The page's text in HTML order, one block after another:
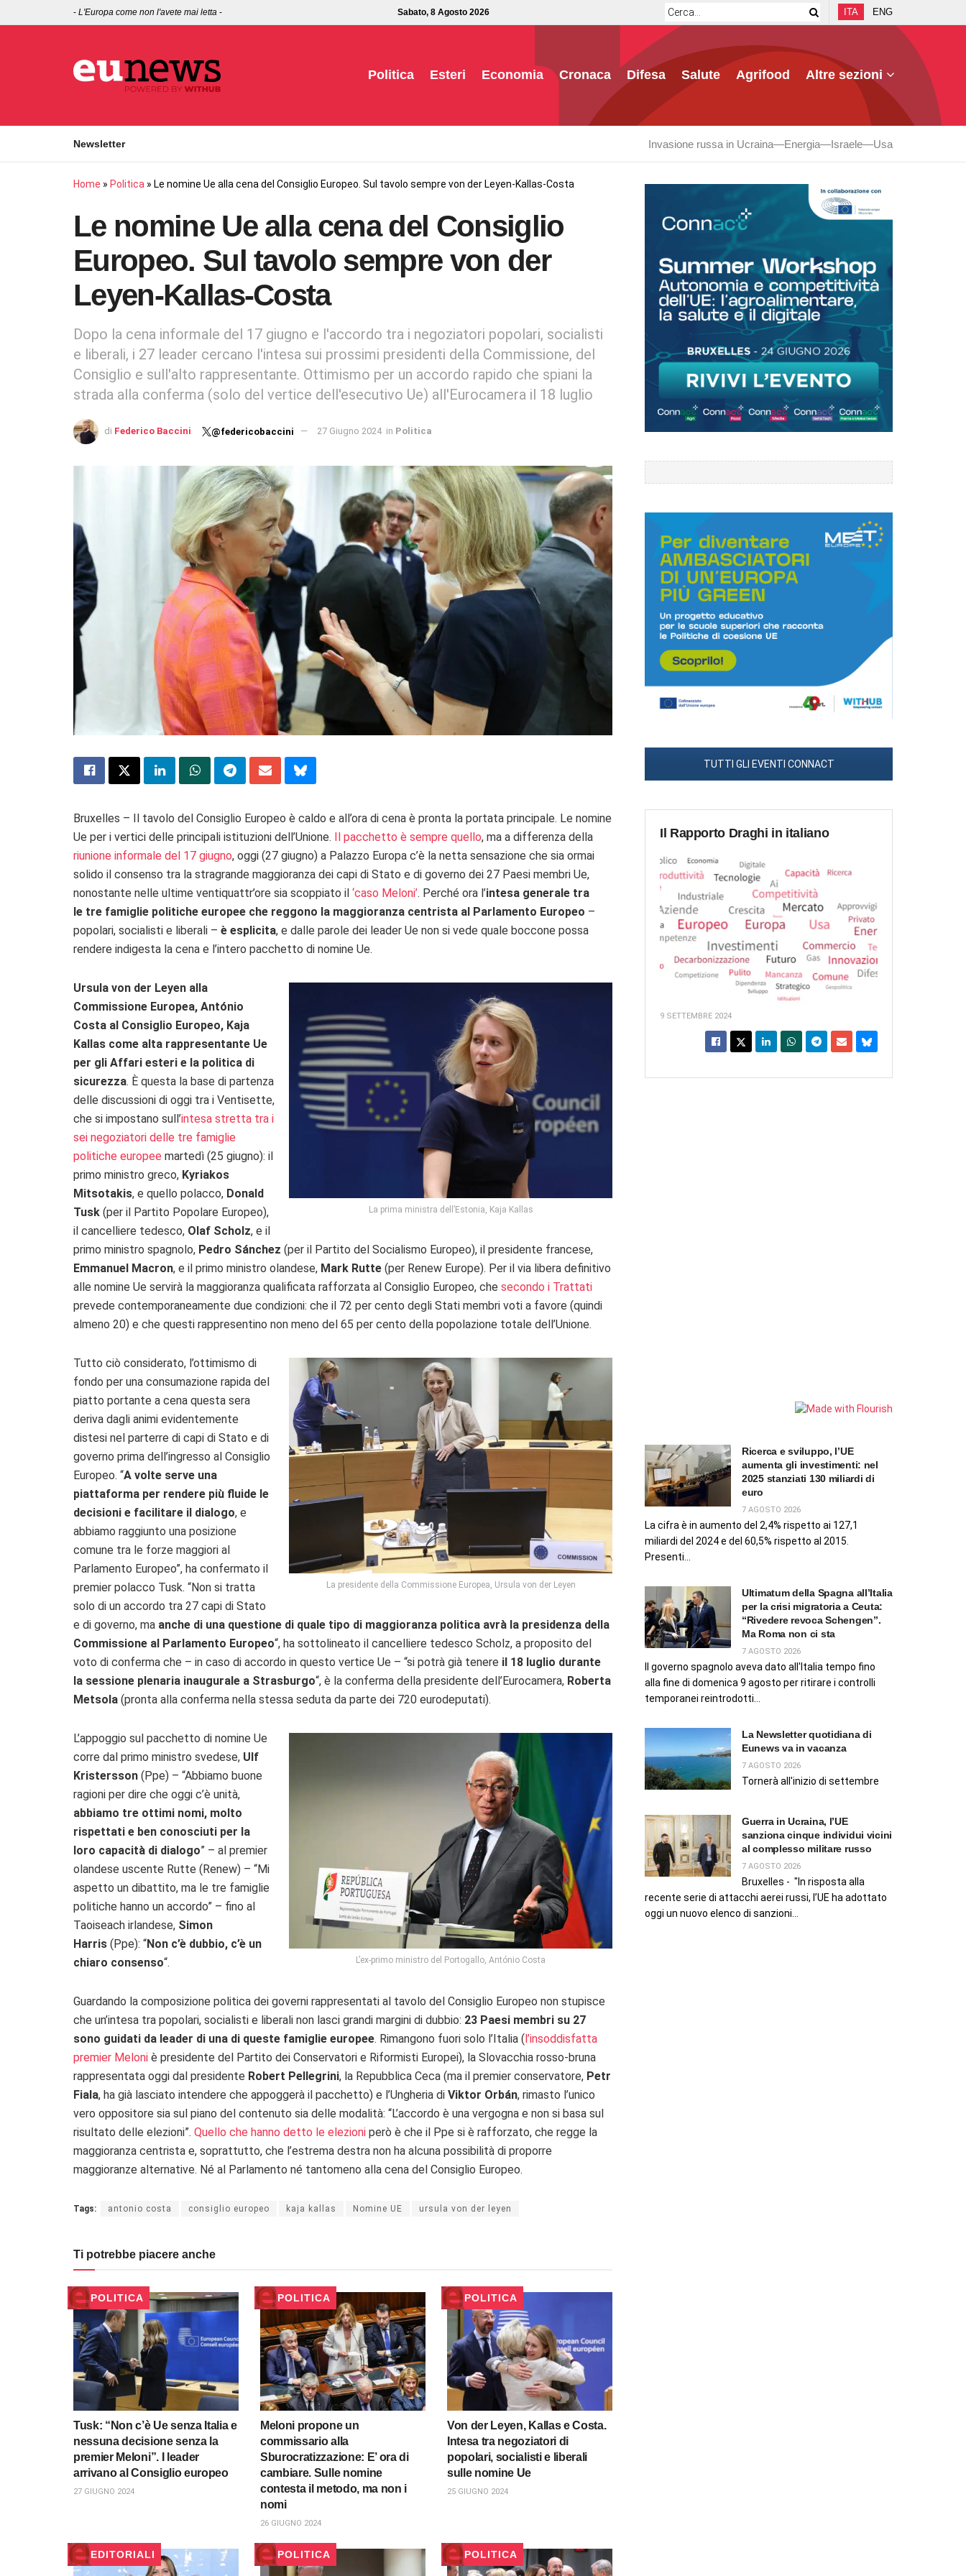
- L'Europa come non l'avete mai letta - Sabato, 8 Agosto 2026 ITA ENG
Politica Esteri Economia Cronaca Difesa Salute Agrifood Altre sezioni
Newsletter Invasione russa in Ucraina Energia Israele Usa
Home » Politica » Le nomine Ue alla cena del Consiglio Europeo. Sul tavolo sempre von der Leyen-Kallas-Costa
Le nomine Ue alla cena del Consiglio
Europeo. Sul tavolo sempre von der
Leyen-Kallas-Costa
Dopo la cena informale del 17 giugno e l'accordo tra i negoziatori popolari, socialisti
e liberali, i 27 leader cercano l'intesa sui prossimi presidenti della Commissione, del
Consiglio e sull'alto rappresentante. Ottimismo per un accordo rapido che spiani la
strada alla conferma (solo del vertice dell'esecutivo Ue) all'Eurocamera il 18 luglio
di Federico Baccini @federicobaccini 27 Giugno 2024 in Politica
Bruxelles – Il tavolo del Consiglio Europeo è caldo e all’ora di cena è pronta la portata principale. Le nomine
Ue per i vertici delle principali istituzioni dell’Unione.
Il pacchetto è sempre quello, ma a differenza della
riunione informale del 17 giugno, oggi (27 giugno) a Palazzo Europa c’è la netta sensazione che sia ormai
solido il consenso tra la stragrande maggioranza dei capi di Stato e di governo dei 27 Paesi membri Ue,
nonostante nelle ultime ventiquattr’ore sia scoppiato il ‘caso Meloni’. Perché ora l’intesa generale tra
le tre famiglie politiche europee che reggono la maggioranza centrista al Parlamento Europeo –
popolari, socialisti e liberali – è esplicita, e dalle parole dei leader Ue non si vede quale boccone possa
rendere indigesta la cena e l’intero pacchetto di nomine Ue.
La prima ministra dell’Estonia, Kaja Kallas
Ursula von der Leyen alla
Commissione Europea, António
Costa al Consiglio Europeo, Kaja
Kallas come alta rappresentante Ue
per gli Affari esteri e la politica di
sicurezza. È questa la base di partenza
delle discussioni di oggi tra i Ventisette,
che si impostano sull’intesa stretta tra i
sei negoziatori delle tre famiglie
politiche europee martedì (25 giugno): il
primo ministro greco, Kyriakos
Mitsotakis, e quello polacco, Donald
Tusk (per il Partito Popolare Europeo),
il cancelliere tedesco, Olaf Scholz, e il
primo ministro spagnolo, Pedro Sánchez (per il Partito del Socialismo Europeo), il presidente francese,
Emmanuel Macron, e il primo ministro olandese, Mark Rutte (per Renew Europe). Per il via libera definitivo
alle nomine Ue servirà la maggioranza qualificata rafforzata al Consiglio Europeo, che secondo i Trattati
prevede contemporaneamente due condizioni: che il 72 per cento degli Stati membri voti a favore (quindi
almeno 20) e che questi rappresentino non meno del 65 per cento della popolazione totale dell’Unione.
La presidente della Commissione Europea, Ursula von der Leyen
Tutto ciò considerato, l’ottimismo di
fondo per una consumazione rapida del
piatto portante a cena questa sera
deriva dagli animi evidentemente
distesi nel parterre di capi di Stato e di
governo prima dell’ingresso al Consiglio
Europeo. “A volte serve una
piattaforma per rendere più fluide le
decisioni e facilitare il dialogo, e
abbiamo raggiunto una posizione
comune tra le forze maggiori al
Parlamento Europeo”, ha confermato il
premier polacco Tusk. “Non si tratta
solo di un accordo tra 27 capi di Stato
e di governo, ma anche di una questione di quale tipo di maggioranza politica avrà la presidenza della
Commissione al Parlamento Europeo“, ha sottolineato il cancelliere tedesco Scholz, a proposito del
voto di conferma che – in caso di accordo in questo vertice Ue – “si potrà già tenere il 18 luglio durante
la sessione plenaria inaugurale a Strasburgo“, è la conferma della presidente dell’Eurocamera, Roberta
Metsola (pronta alla conferma nella stessa seduta da parte dei 720 eurodeputati).
L’ex-primo ministro del Portogallo, António Costa
L’appoggio sul pacchetto di nomine Ue
corre dal primo ministro svedese, Ulf
Kristersson (Ppe) – “Abbiamo buone
ragioni per dire che oggi c’è unità,
abbiamo tre ottimi nomi, molto
rispettati e ben conosciuti per la
loro capacità di dialogo” – al premier
olandese uscente Rutte (Renew) – “Mi
aspetto un dibattito, ma le tre famiglie
politiche hanno un accordo” – fino al
Taoiseach irlandese, Simon
Harris (Ppe): “Non c’è dubbio, c’è un
chiaro consenso“.
Guardando la composizione politica dei governi rappresentati al tavolo del Consiglio Europeo non stupisce
che un’intesa tra popolari, socialisti e liberali non lasci grandi margini di dubbio: 23 Paesi membri su 27
sono guidati da leader di una di queste famiglie europee. Rimangono fuori solo l’Italia ( l’insoddisfatta
premier Meloni è presidente del Partito dei Conservatori e Riformisti Europei), la Slovacchia rosso-bruna
rappresentata oggi dal presidente Robert Pellegrini, la Repubblica Ceca (ma il premier conservatore, Petr
Fiala, ha già lasciato intendere che appoggerà il pacchetto) e l’Ungheria di Viktor Orbán, rimasto l’unico
vero oppositore sia sul piano del contenuto sia delle modalità: “L’accordo è una vergogna e non si basa sul
risultato delle elezioni”. Quello che hanno detto le elezioni però è che il Ppe si è rafforzato, che regge la
maggioranza centrista e, soprattutto, che l’estrema destra non ha alcuna possibilità di proporre
maggioranze alternative. Né al Parlamento né tantomeno alla cena del Consiglio Europeo.
Tags: antonio costa consiglio europeo kaja kallas Nomine UE ursula von der leyen
Ti potrebbe piacere anche
POLITICA
Tusk: “Non c’è Ue senza Italia e
nessuna decisione senza la
premier Meloni”. I leader
arrivano al Consiglio europeo
27 GIUGNO 2024
POLITICA
Meloni propone un
commissario alla
Sburocratizzazione: E’ ora di
cambiare. Sulle nomine
contesta il metodo, ma non i
nomi
26 GIUGNO 2024
POLITICA
Von der Leyen, Kallas e Costa.
Intesa tra negoziatori di
popolari, socialisti e liberali
sulle nomine Ue
25 GIUGNO 2024
EDITORIALI POLITICA POLITICA
TUTTI GLI EVENTI CONNACT
Il Rapporto Draghi in italiano
9 SETTEMBRE 2024
Ricerca e sviluppo, l’UE
aumenta gli investimenti: nel
2025 stanziati 130 miliardi di
euro
7 AGOSTO 2026
La cifra è in aumento del 2,4% rispetto ai 127,1
miliardi del 2024 e del 60,5% rispetto al 2015.
Presenti...
Ultimatum della Spagna all’Italia
per la crisi migratoria a Ceuta:
“Rivedere revoca Schengen”.
Ma Roma non ci sta
7 AGOSTO 2026
Il governo spagnolo aveva dato all'Italia tempo fino
alla fine di domenica 9 agosto per ritirare i controlli
temporanei reintrodotti...
La Newsletter quotidiana di
Eunews va in vacanza
7 AGOSTO 2026
Tornerà all'inizio di settembre
Guerra in Ucraina, l’UE
sanziona cinque individui vicini
al complesso militare russo
7 AGOSTO 2026
Bruxelles - "In risposta alla
recente serie di attacchi aerei russi, l’UE ha adottato
oggi un nuovo elenco di sanzioni...